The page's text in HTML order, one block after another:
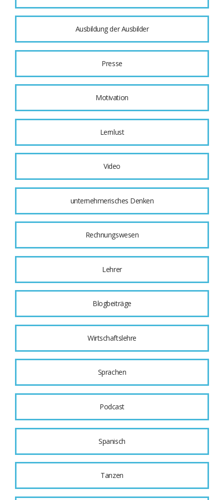
Ausbildung der Ausbilder
Presse
Motivation
Lernlust
Video
unternehmerisches Denken
Rechnungswesen
Lehrer
Blogbeiträge
Wirtschaftslehre
Sprachen
Podcast
Spanisch
Tanzen